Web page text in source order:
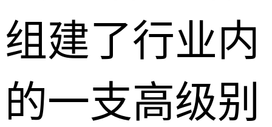
组建了行业内
的一支高级别